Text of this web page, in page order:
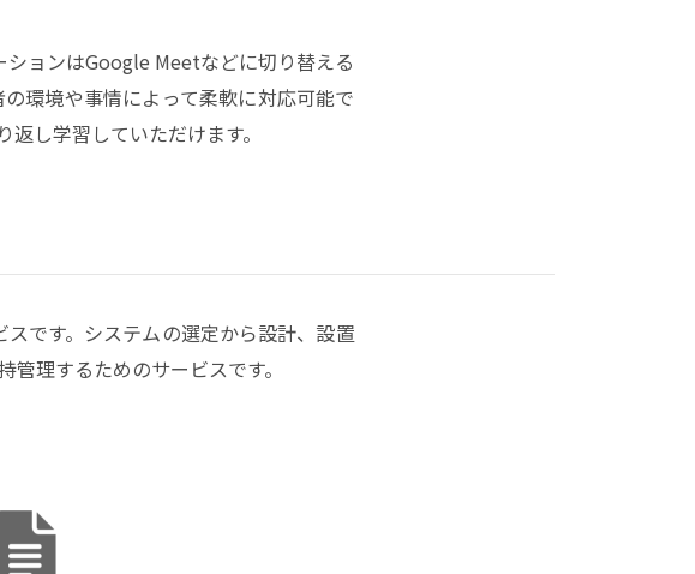
ョンはGoogle Meetなどに切り替える
環境や事情によって柔軟に対応可能で
し学習していただけます。
です。システムの選定から設計、設置
理するためのサービスです。